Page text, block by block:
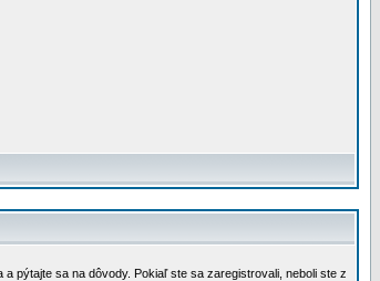
pýtajte sa na dôvody. Pokiaľ ste sa zaregistrovali, neboli ste z